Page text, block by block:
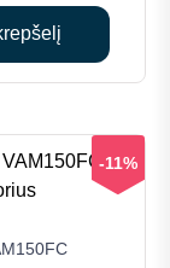
was:
€3,754.00.
krepšelį
-11%